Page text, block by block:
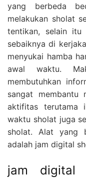
yang berbeda
melakukan sholat
tentikan, selain
sebaiknya di
menyukai hamba
awal waktu.
membutuhkan
sangat membantu
aktifitas terutama
waktu sholat juga
sholat. Alat yang
adalah jam digital
jam digital